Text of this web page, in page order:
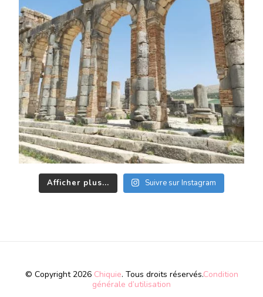
Afficher plus... Suivre sur Instagram
© Copyright 2026 Chiquie. Tous droits réservés.Condition
générale d’utilisation